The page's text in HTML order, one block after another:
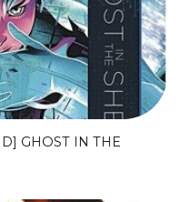
GHOST IN THE